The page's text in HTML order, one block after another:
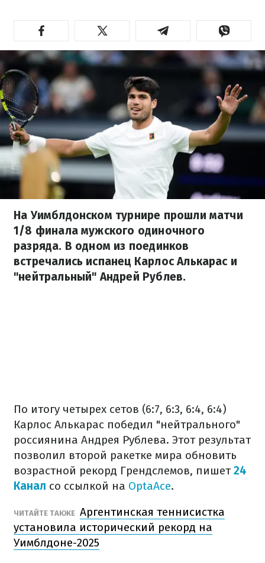
На Уимблдонском турнире прошли матчи
1/8 финала мужского одиночного
разряда. В одном из поединков
встречались испанец Карлос Алькарас и
"нейтральный" Андрей Рублев.
По итогу четырех сетов (6:7, 6:3, 6:4, 6:4)
Карлос Алькарас победил "нейтрального"
россиянина Андрея Рублева. Этот результат
позволил второй ракетке мира обновить
возрастной рекорд Грендслемов, пишет24
Канал со ссылкой на OptaAce.
ЧИТАЙТЕ ТАКЖЕ Аргентинская теннисистка
установила исторический рекорд на
Уимблдоне-2025